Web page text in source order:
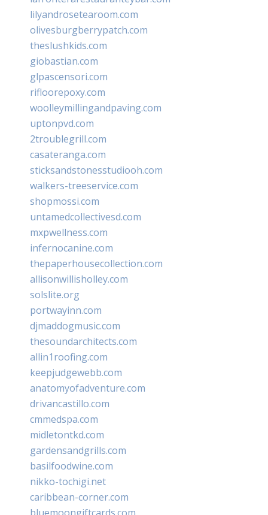
lilyandrosetearoom.com
olivesburgberrypatch.com
theslushkids.com
giobastian.com
glpascensori.com
rifloorepoxy.com
woolleymillingandpaving.com
uptonpvd.com
2troublegrill.com
casateranga.com
sticksandstonesstudiooh.com
walkers-treeservice.com
shopmossi.com
untamedcollectivesd.com
mxpwellness.com
infernocanine.com
thepaperhousecollection.com
allisonwillisholley.com
solslite.org
portwayinn.com
djmaddogmusic.com
thesoundarchitects.com
allin1roofing.com
keepjudgewebb.com
anatomyofadventure.com
drivancastillo.com
cmmedspa.com
midletontkd.com
gardensandgrills.com
basilfoodwine.com
nikko-tochigi.net
caribbean-corner.com